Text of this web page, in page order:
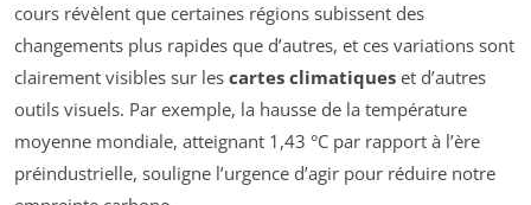
cours révèlent que certaines régions subissent des
changements plus rapides que d’autres, et ces variations sont
clairement visibles sur les cartes climatiques et d’autres
outils visuels. Par exemple, la hausse de la température
moyenne mondiale, atteignant 1,43 °C par rapport à l’ère
préindustrielle, souligne l’urgence d’agir pour réduire notre